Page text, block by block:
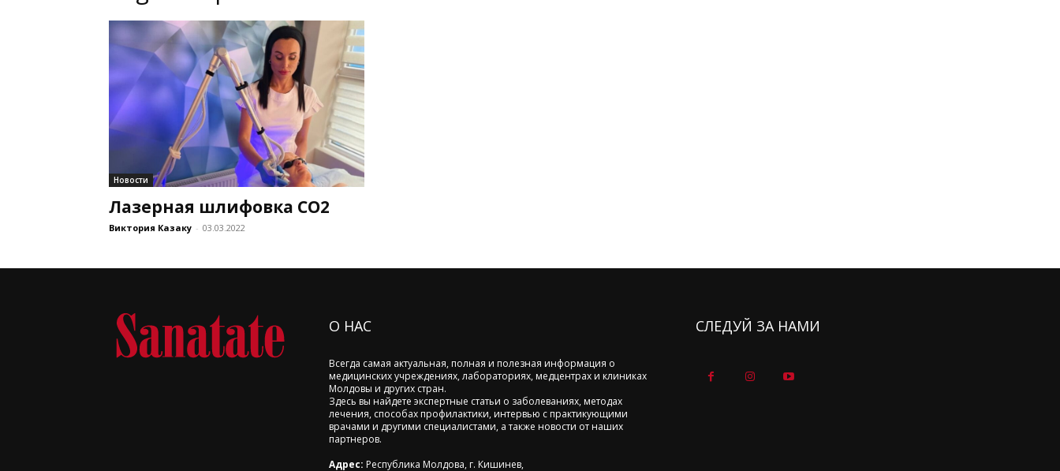
Новости
Лазерная шлифовка СО2
Виктория Казаку - 03.03.2022
О НАС
Всегда самая актуальная, полная и полезная информация о
медицинских учреждениях, лабораториях, медцентрах и клиниках
Молдовы и других стран.
Здесь вы найдете экспертные статьи о заболеваниях, методах
лечения, способах профилактики, интервью с практикующими
врачами и другими специалистами, а также новости от наших
партнеров.
Адрес: Республика Молдова, г. Кишинев,
СЛЕДУЙ ЗА НАМИ